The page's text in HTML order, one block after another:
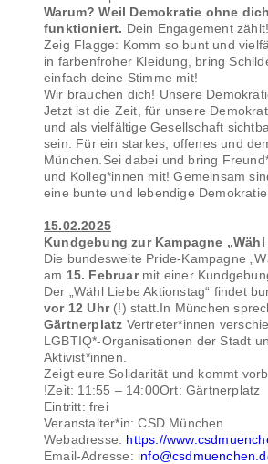
Warum? Weil Demokratie ohne
funktioniert. Dein Engagement zählt!
Zeig Flagge: Komm so bunt und
in farbenfroher Kleidung, bring
einfach deine Stimme mit!
Wir brauchen dich! Unsere
Jetzt ist die Zeit, für unsere
und als vielfältige Gesellschaft
sein. Für ein starkes, offenes und
München.Sei dabei und bring
und Kolleg*innen mit! Gemeinsam
eine bunte und lebendige
15.02.2025
Kundgebung zur Kampagne „Wähl
Die bundesweite Pride-Kampagne
am 15. Februar mit einer
Der „Wähl Liebe Aktionstag“ findet
vor 12 Uhr (!) statt.In München
Gärtnerplatz Vertreter*innen
LGBTIQ*-Organisationen der Stadt
Aktivist*innen.
Zeigt eure Solidarität und kommt
!Zeit: 11:55 – 14:00Ort: Gärtnerplatz
Eintritt: frei
Veranstalter*in: CSD München
Webadresse: https://
Email-Adresse: i